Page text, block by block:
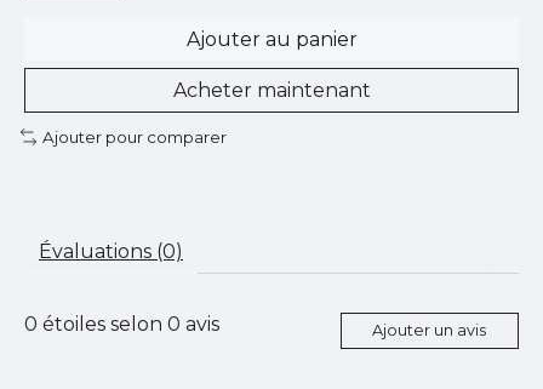
Ajouter au panier
Acheter maintenant
Ajouter pour comparer
Évaluations (0)
0 étoiles selon 0 avis Ajouter un avis